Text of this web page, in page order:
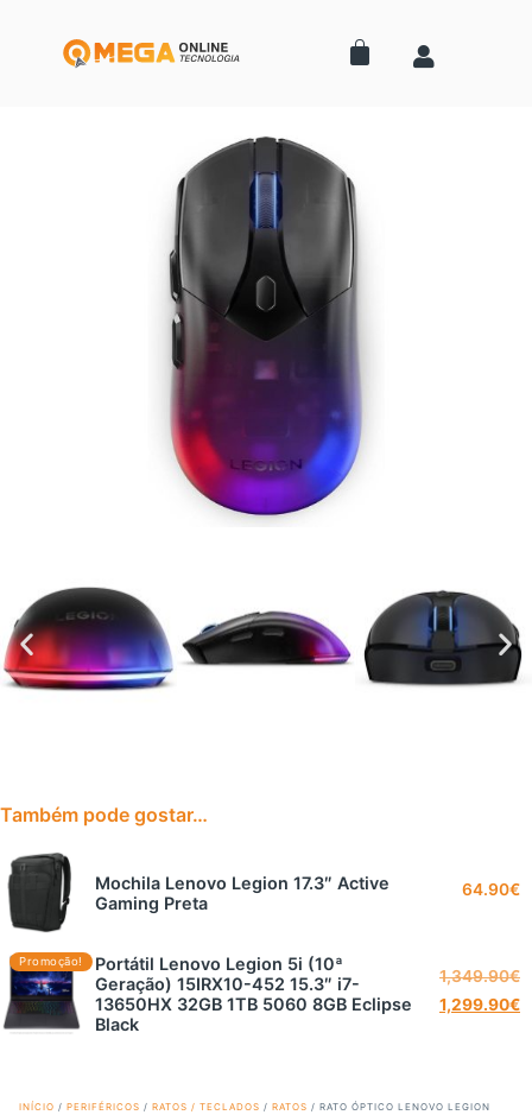
Também pode gostar…
Mochila Lenovo Legion 17.3″ Active
Gaming Preta
64.90€
Promoção!
Portátil Lenovo Legion 5i (10ª
Geração) 15IRX10-452 15.3″ i7-
13650HX 32GB 1TB 5060 8GB Eclipse
Black
1,349.90€
1,299.90€
INÍCIO / PERIFÉRICOS / RATOS / TECLADOS / RATOS / RATO ÓPTICO LENOVO LEGION